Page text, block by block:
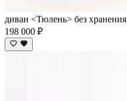
диван <Тюлень> без хранения
198 000 ₽